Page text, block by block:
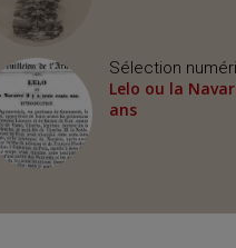
Sélection
Lelo ou la
ans